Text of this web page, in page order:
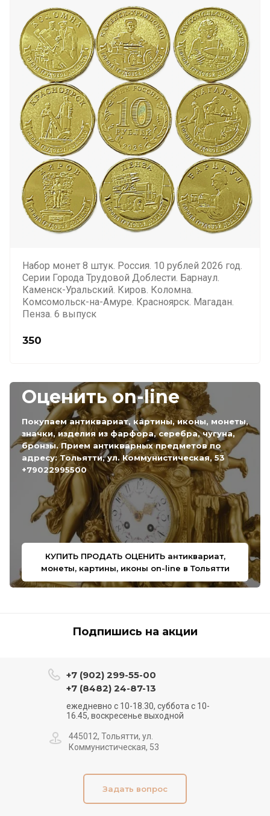
Набор монет 8 штук. Россия. 10 рублей 2026 год.
Серии Города Трудовой Доблести. Барнаул.
Каменск-Уральский. Киров. Коломна.
Комсомольск-на-Амуре. Красноярск. Магадан.
Пенза. 6 выпуск
350
Оценить on-line
Покупаем антиквариат, картины, иконы, монеты,
значки, изделия из фарфора, серебра, чугуна,
бронзы. Прием антикварных предметов по
адресу: Тольятти, ул. Коммунистическая, 53
+79022995500
КУПИТЬ ПРОДАТЬ ОЦЕНИТЬ антиквариат,
монеты, картины, иконы on-line в Тольятти
Подпишись на акции
+7 (902) 299-55-00
+7 (8482) 24-87-13
ежедневно с 10-18.30, суббота с 10-
16.45, воскресенье выходной
445012, Тольятти, ул.
Коммунистическая, 53
Задать вопрос